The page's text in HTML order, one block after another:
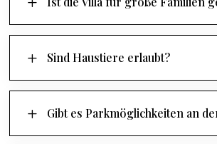
L Sind Haustiere erlaubt?
L Gibt es Parkmöglichkeiten an